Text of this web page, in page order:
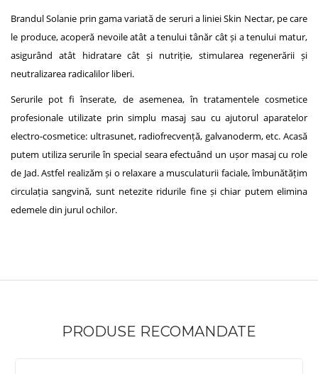
Brandul Solanie prin gama variată de seruri a liniei Skin Nectar, pe care
le produce, acoperă nevoile atât a tenului tânăr cât și a tenului matur,
asigurând atât hidratare cât și nutriție, stimularea regenerării și
neutralizarea radicalilor liberi.
Serurile pot fi înserate, de asemenea, în tratamentele cosmetice
profesionale utilizate prin simplu masaj sau cu ajutorul aparatelor
electro-cosmetice: ultrasunet, radiofrecvență, galvanoderm, etc. Acasă
putem utiliza serurile în special seara efectuând un ușor masaj cu role
de Jad. Astfel realizăm și o relaxare a musculaturii faciale, îmbunătățim
circulația sangvină, sunt netezite ridurile fine și chiar putem elimina
edemele din jurul ochilor.
PRODUSE RECOMANDATE